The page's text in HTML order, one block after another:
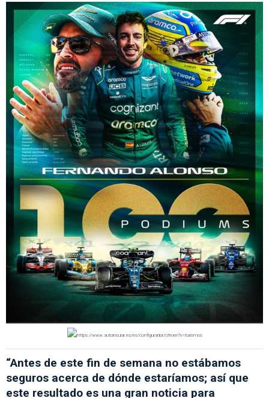
“Antes de este fin de semana no estábamos
seguros acerca de dónde estaríamos; así que
este resultado es una gran noticia para